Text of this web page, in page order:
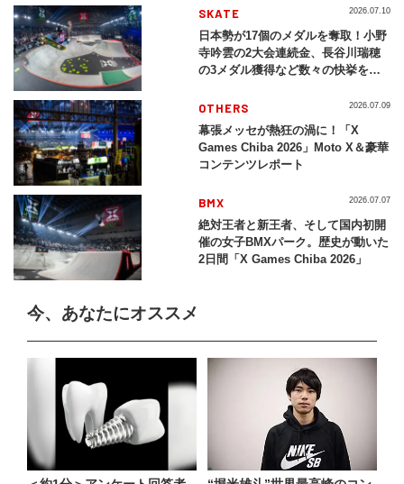
SKATE
日本勢が17個のメダルを奪取！小野
寺吟雲の2大会連続金、長谷川瑞穂
の3メダル獲得など数々の快挙をプ
2026」
2026.07.10
OTHERS
幕張メッセが熱狂の渦に！「X
Games Chiba 2026」Moto X＆豪華
コンテンツレポート
2026.07.09
BMX
絶対王者と新王者、そして国内初開
催の女子BMXパーク。歴史が動いた
2日間「X Games Chiba 2026」
2026.07.07
今、あなたにオススメ